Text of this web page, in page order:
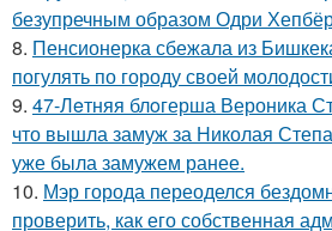
безупречным образом Одри
8. Пенсионерка сбежала из
погулять по городу своей
9. 47-Лeтняя блoгерша Вероника
что вышла замуж за Николая
уже была замужем ранее.
10. Мэр города переоделся
проверить, как его собственная